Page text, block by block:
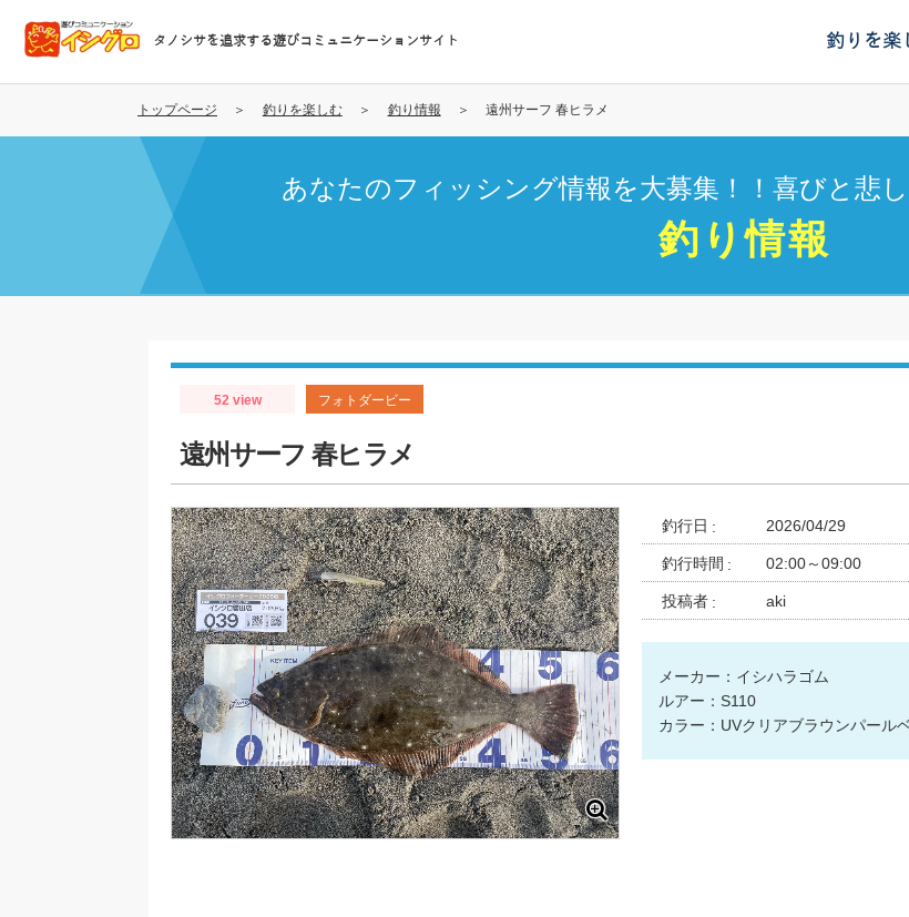
コ
テ
タノシサを追求する遊びコミュニケーションサイト 釣りを楽
トップページ 釣りを楽しむ 釣り情報 遠州サーフ 春ヒラメ
あなたのフィッシング情報を大募集！！喜びと悲
釣り情報
52 view フォトダービー
遠州サーフ 春ヒラメ
釣行日 2026/04/29
釣行時間 02:00～09:00
投稿者 aki
メーカー：イシハラゴム
ルアー：S110
カラー：UVクリアブラウンパール